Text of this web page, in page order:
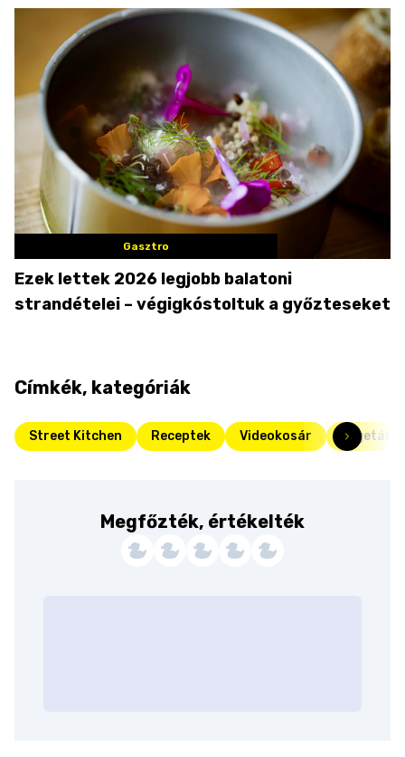
Gasztro
Ezek lettek 2026 legjobb balatoni
strandételei – végigkóstoltuk a győzteseket
Címkék, kategóriák
Street Kitchen Receptek Videokosár
Megfőzték, értékelték